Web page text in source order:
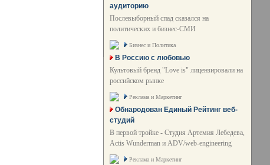
аудиторию
Послевыборный спад сказался на
политических и бизнес-СМИ
Бизнес и Политика
В Россию с любовью
Культовый бренд "Love is" лицензировали на
российском рынке
Реклама и Маркетинг
Обнародован Единый Рейтинг веб-
студий
В первой тройке - Студия Артемия Лебедева,
Actis Wunderman и ADV/web-engineering
Реклама и Маркетинг